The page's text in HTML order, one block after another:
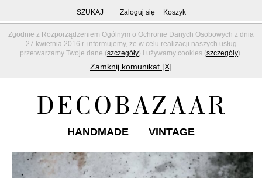
Zgodnie z Rozporządzeniem Ogólnym o Ochronie Danych Osobowych z dnia
27 kwietnia 2016 r. informujemy, że w celu realizacji naszych usług
przetwarzamy Twoje dane (szczegóły) i używamy cookies (szczegóły).
Zamknij komunikat [X]
SZUKAJ Zaloguj się Koszyk
HANDMADE VINTAGE